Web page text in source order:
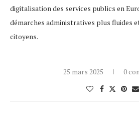
digitalisation des services publics en
démarches administratives plus fluides
citoyens.
25 mars 2025 0